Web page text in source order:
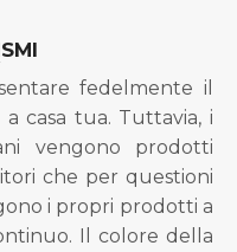
fedelmente il
casa tua. Tuttavia, i
vengono prodotti
che per questioni
i propri prodotti a
Il colore della